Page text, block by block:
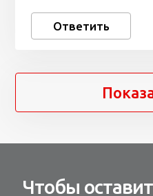
Ответить
Чтобы